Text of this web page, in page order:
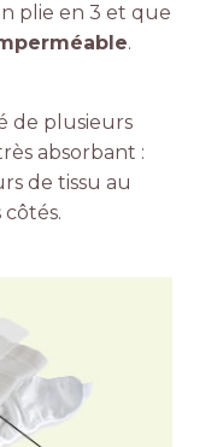
plie en 3 et que
.
de plusieurs
absorbant :
de tissu au